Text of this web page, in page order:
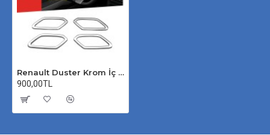
Renault Duster Krom İç Kapı Kolu Çerçevesi 2024 Üzeri Uyumlu
900,00TL